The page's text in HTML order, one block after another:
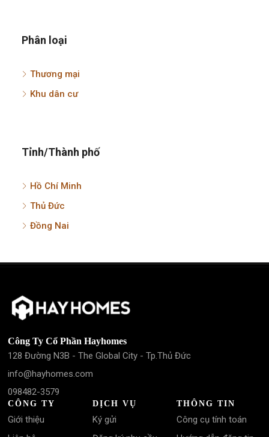
Phân loại
Thương mại
Khu dân cư
Tỉnh/Thành phố
Hồ Chí Minh
Thủ Đức
Đồng Nai
Công Ty Cổ Phần Hayhomes
128 Đường N3B - The Global City - Tp.Thủ Đức
info@hayhomes.com
098482-3579
CÔNG TY
Giới thiệu
DỊCH VỤ
Ký gửi
THÔNG TIN
Công cụ tính toán